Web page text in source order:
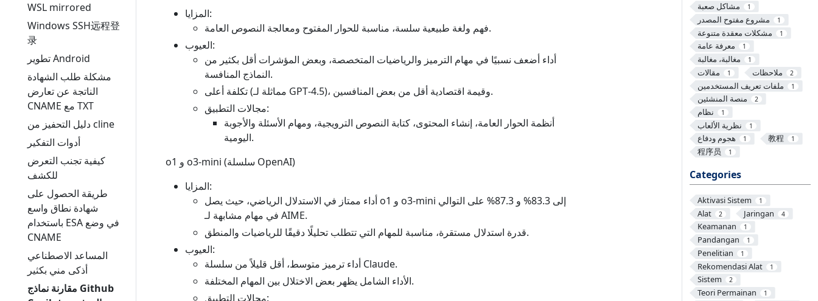
WSL mirrored
Windows SSH远程登
录
تطوير Android
مشكلة طلب الشهادة
الناتجة عن تعارض
CNAME مع TXT
دليل التحفيز من cline
أدوات التفكير
كيفية تجنب التعرض
للكشف
طريقة الحصول على
شهادة نطاق واسع
باستخدام ESA في وضع
CNAME
المساعد الاصطناعي
أذكى مني بكثير
مقارنة نماذج Github
مشاكل صعبة 1
مشروع مفتوح المصدر 1
مشكلات معقدة متنوعة 1
معرفة عامة 1
مغالبة، مغالبة 1
مقالات 1 ملاحظات 2
ملفات تعريف المستخدمين 1
منصة المنشئين 2
نظام 1
نظرية الألعاب 1
هجوم ودفاع 1 教程 1
程序员 1
Categories
Aktivasi Sistem 1
Alat 2 Jaringan 4
Keamanan 1
Pandangan 1
Penelitian 1
Rekomendasi Alat 1
Sistem 2
Teori Permainan 1
المزايا:
فهم ولغة طبيعية سلسة، مناسبة للحوار المفتوح ومعالجة النصوص العامة.
العيوب:
أداء أضعف نسبيًا في مهام الترميز والرياضيات المتخصصة، وبعض المؤشرات أقل بكثير من
النماذج المنافسة.
تكلفة أعلى (مماثلة لـ GPT‑4.5)، وقيمة اقتصادية أقل من بعض المنافسين.
مجالات التطبيق:
أنظمة الحوار العامة، إنشاء المحتوى، كتابة النصوص الترويجية، ومهام الأسئلة والأجوبة
اليومية.
o1 و o3‑mini (سلسلة OpenAI)
المزايا:
أداء ممتاز في الاستدلال الرياضي، حيث يصل o1 و o3‑mini إلى 83.3% و 87.3% على التوالي
في مهام مشابهة لـ AIME.
قدرة استدلال مستقرة، مناسبة للمهام التي تتطلب تحليلًا دقيقًا للرياضيات والمنطق.
العيوب:
أداء ترميز متوسط، أقل قليلاً من سلسلة Claude.
الأداء الشامل يظهر بعض الاختلال بين المهام المختلفة.
مجالات التطبيق: